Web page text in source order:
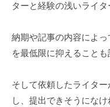
ターと経験の浅いライ
納期や記事の内容によ
を最低限に抑えること
そして依頼したライタ
し、提出できそうにな